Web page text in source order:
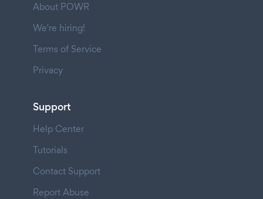
About POWR
We're hiring!
Terms of Service
Privacy
Support
Help Center
Tutorials
Contact Support
Report Abuse